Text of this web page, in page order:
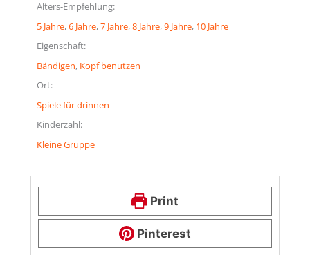
Alters-Empfehlung:
5 Jahre, 6 Jahre, 7 Jahre, 8 Jahre, 9 Jahre, 10 Jahre
Eigenschaft:
Bändigen, Kopf benutzen
Ort:
Spiele für drinnen
Kinderzahl:
Kleine Gruppe
Print
Pinterest